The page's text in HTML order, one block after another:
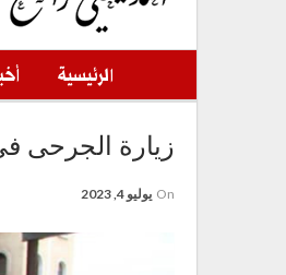
الرئيسية
زيارة الجرحى
On يوليو 4, 2023